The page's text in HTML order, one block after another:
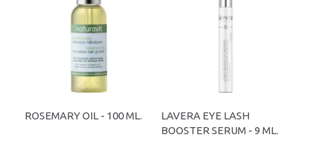
ROSEMARY OIL - 100 ML.
LAVERA EYE LASH
BOOSTER SERUM - 9 ML.